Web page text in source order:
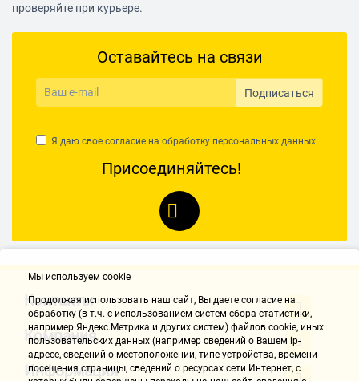
Поддержка DVB-C
с памятью на 1000 стр.
480i, 480p, 576i, 576p, 720p, 1080i, 1080p
Доступные разрешения при подключении к ПК
640x480, 800x600, 1024x768, 1280x1024, 1360x768,
20 Вт (2x10 Вт)
Акустическая система
два динамика
Объемное звучание
проверяйте при курьере.
Оставайтесь на связи
Подписаться
Я даю свое согласие на обработку персональных данных
Присоединяйтесь!
Контакты
Компания
Информация
Мы используем cookie
Продолжая использовать наш cайт, Вы даете согласие на
обработку (в т.ч. с использованием систем сбора статистики,
например Яндекс.Метрика и других систем) файлов cookie, иных
пользовательских данных (например сведений о Вашем ip-
адресе, сведений о местоположении, типе устройства, времени
посещения страницы, сведений о ресурсах сети Интернет, с